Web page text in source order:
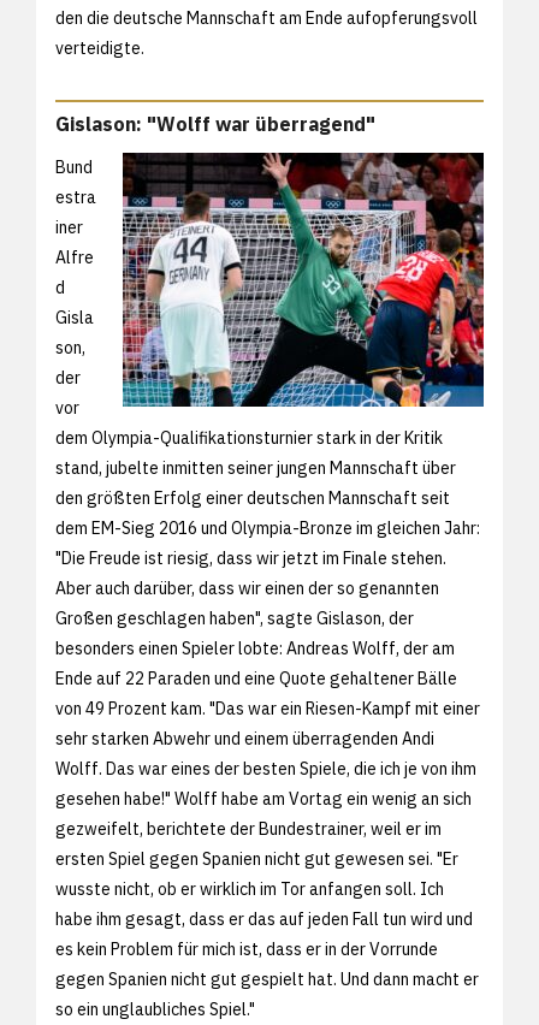
den die deutsche Mannschaft am Ende aufopferungsvoll
verteidigte.
Gislason: "Wolff war überragend"
Bund
estra
iner
Alfre
d
Gisla
son,
der
vor
dem Olympia-Qualifikationsturnier stark in der Kritik
stand, jubelte inmitten seiner jungen Mannschaft über
den größten Erfolg einer deutschen Mannschaft seit
dem EM-Sieg 2016 und Olympia-Bronze im gleichen Jahr:
"Die Freude ist riesig, dass wir jetzt im Finale stehen.
Aber auch darüber, dass wir einen der so genannten
Großen geschlagen haben", sagte Gislason, der
besonders einen Spieler lobte: Andreas Wolff, der am
Ende auf 22 Paraden und eine Quote gehaltener Bälle
von 49 Prozent kam. "Das war ein Riesen-Kampf mit einer
sehr starken Abwehr und einem überragenden Andi
Wolff. Das war eines der besten Spiele, die ich je von ihm
gesehen habe!" Wolff habe am Vortag ein wenig an sich
gezweifelt, berichtete der Bundestrainer, weil er im
ersten Spiel gegen Spanien nicht gut gewesen sei. "Er
wusste nicht, ob er wirklich im Tor anfangen soll. Ich
habe ihm gesagt, dass er das auf jeden Fall tun wird und
es kein Problem für mich ist, dass er in der Vorrunde
gegen Spanien nicht gut gespielt hat. Und dann macht er
so ein unglaubliches Spiel."